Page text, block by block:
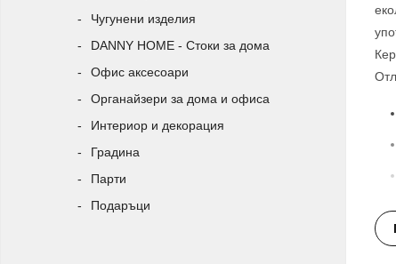
Чугунени изделия
DANNY HOME - Стоки за дома
Офис аксесоари
Органайзери за дома и офиса
Интериор и декорация
Градина
Парти
Подаръци